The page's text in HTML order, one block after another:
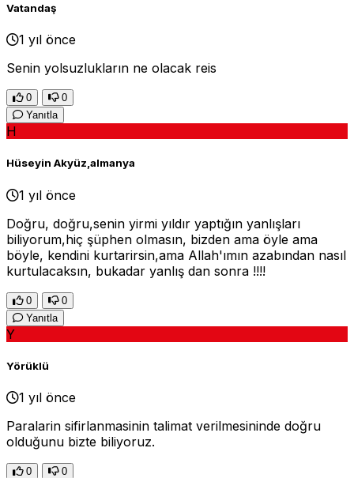
Vatandaş
1 yıl önce
Senin yolsuzlukların ne olacak reis
0
0
Yanıtla
H
Hüseyin Akyüz,almanya
1 yıl önce
Doğru, doğru,senin yirmi yıldır yaptığın yanlışları
biliyorum,hiç şüphen olmasın, bizden ama öyle ama
böyle, kendini kurtarirsin,ama Allah'ımın azabından nasıl
kurtulacaksın, bukadar yanlış dan sonra !!!!
0
0
Yanıtla
Y
Yörüklü
1 yıl önce
Paralarin sifirlanmasinin talimat verilmesininde doğru
olduğunu bizte biliyoruz.
0
0